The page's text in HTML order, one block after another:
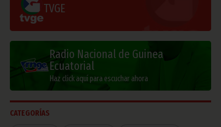
TVGE
Radio Nacional de Guinea
Ecuatorial
Haz click aquí para escuchar ahora
CATEGORÍAS